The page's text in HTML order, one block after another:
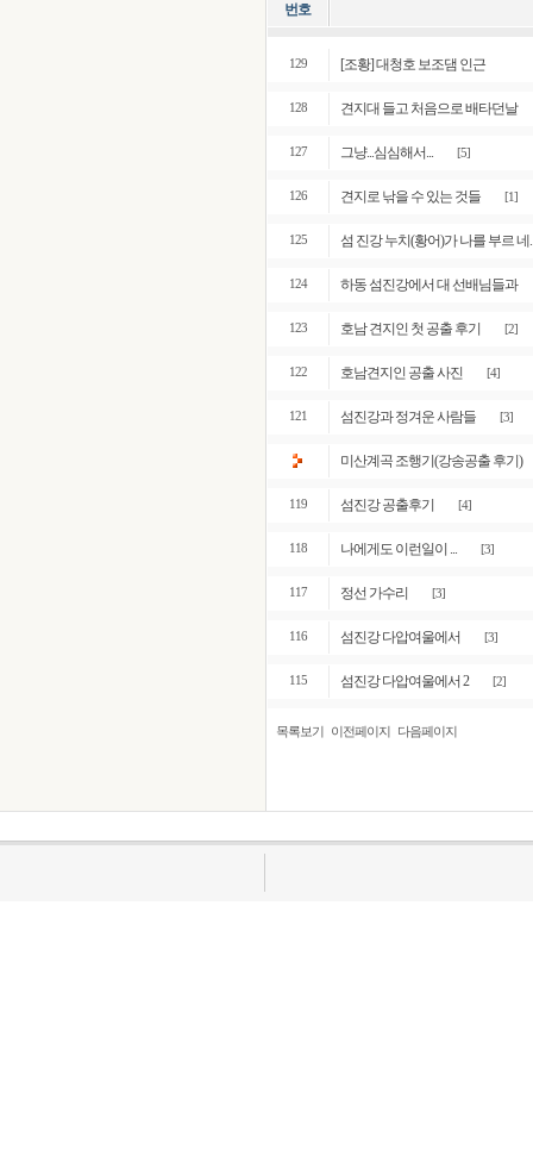
번호
129 [조황] 대청호 보조댐 인근
128 견지대 들고 처음으로 배타던날
127 그냥...심심해서... [5]
126 견지로 낚을 수 있는 것들 [1]
125 섬 진강 누치(황어)가 나를 부르 네.
124 하동 섬진강에서 대 선배님들과
123 호남 견지인 첫 공출 후기 [2]
122 호남견지인 공출 사진 [4]
121 섬진강과 정겨운 사람들 [3]
미산계곡 조행기(강송공출 후기)
119 섬진강 공출후기 [4]
118 나에게도 이런일이 ... [3]
117 정선 가수리 [3]
116 섬진강 다압여울에서 [3]
115 섬진강 다압여울에서 2 [2]
목록보기 이전페이지 다음페이지